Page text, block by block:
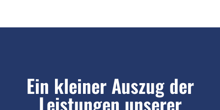
Ein kleiner Auszug der
Leistungen unserer